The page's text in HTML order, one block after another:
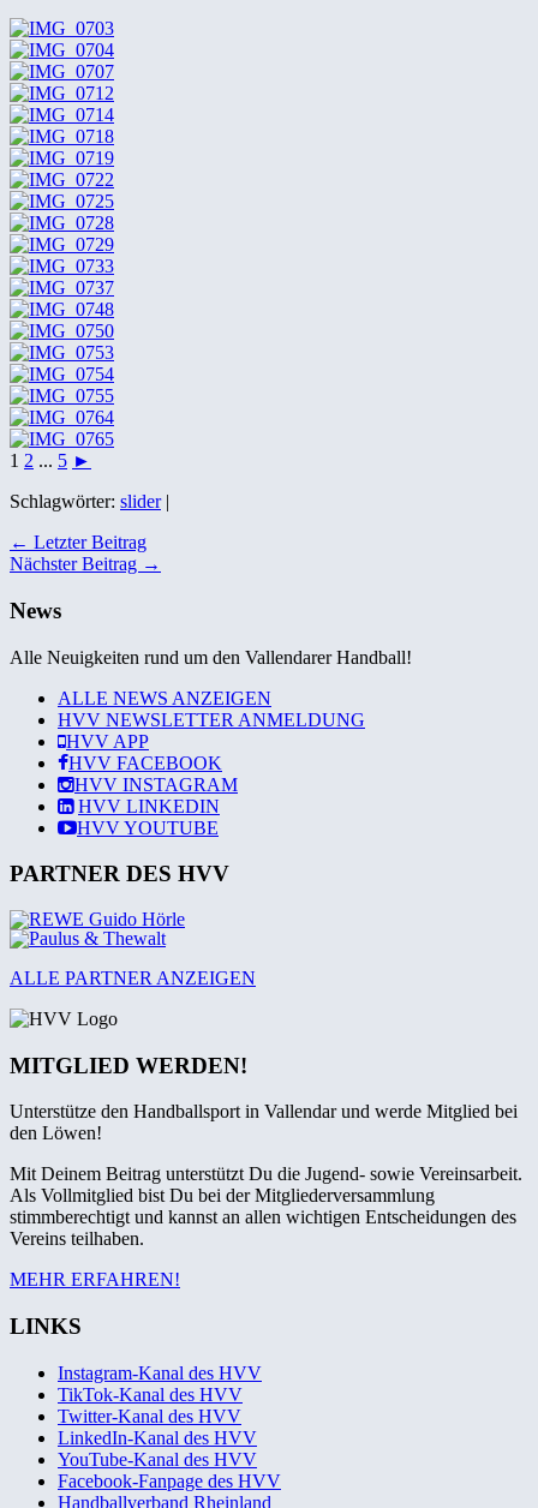
1 2 ... 5 ►
Schlagwörter: slider|
← Letzter Beitrag
Nächster Beitrag →
News
Alle Neuigkeiten rund um den Vallendarer Handball!
ALLE NEWS ANZEIGEN
HVV NEWSLETTER ANMELDUNG
HVV APP
HVV FACEBOOK
HVV INSTAGRAM
HVV LINKEDIN
HVVYOUTUBE
PARTNER DES HVV
ALLE PARTNER ANZEIGEN
MITGLIED WERDEN!
Unterstütze den Handballsport in Vallendar und werde Mitglied bei
den Löwen!
Mit Deinem Beitrag unterstützt Du die Jugend- sowie Vereinsarbeit.
Als Vollmitglied bist Du bei der Mitgliederversammlung
stimmberechtigt und kannst an allen wichtigen Entscheidungen des
Vereins teilhaben.
MEHR ERFAHREN!
LINKS
Instagram-Kanal des HVV
TikTok-Kanal des HVV
Twitter-Kanal des HVV
LinkedIn-Kanal des HVV
YouTube-Kanal des HVV
Facebook-Fanpage des HVV
Handballverband Rheinland